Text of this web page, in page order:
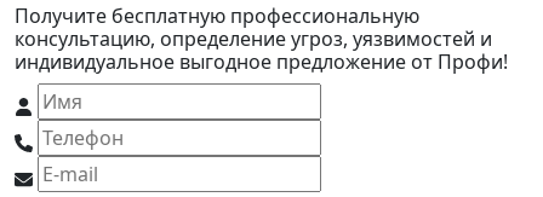
Получите бесплатную профессиональную
консультацию, определение угроз, уязвимостей и
индивидуальное выгодное предложение от Профи!